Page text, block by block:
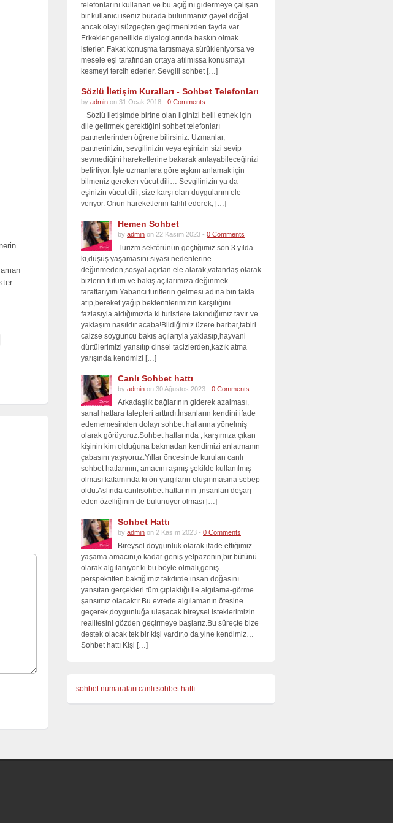
telefonlarını kullanan ve bu açığını gidermeye çalışan
bir kullanıcı iseniz burada bulunmanız gayet doğal
ancak olayı süzgeçten geçirmenizden fayda var.
Erkekler genellikle diyaloglarında baskın olmak
isterler. Fakat konuşma tartışmaya sürükleniyorsa ve
mesele eşi tarafından ortaya atılmışsa konuşmayı
kesmeyi tercih ederler. Sevgili sohbet […]
Sözlü İletişim Kuralları - Sohbet Telefonları
by admin on 31 Ocak 2018 - 0 Comments
Sözlü iletişimde birine olan ilginizi belli etmek için
dile getirmek gerektiğini sohbet telefonları
partnerlerinden öğrene bilirsiniz. Uzmanlar,
partnerinizin, sevgilinizin veya eşinizin sizi sevip
sevmediğini hareketlerine bakarak anlayabileceğinizi
belirtiyor. İşte uzmanlara göre aşkını anlamak için
bilmeniz gereken vücut dili… Sevgilinizin ya da
eşinizin vücut dili, size karşı olan duygularını ele
veriyor. Onun hareketlerini tahlil ederek, […]
Hemen Sohbet
by admin on 22 Kasım 2023 - 0 Comments
Turizm sektörünün geçtiğimiz son 3 yılda
ki,düşüş yaşamasını siyasi nedenlerine
değinmeden,sosyal açıdan ele alarak,vatandaş olarak
bizlerin tutum ve bakış açılarımıza değinmek
taraftarıyım.Yabancı turitlerin gelmesi adına bin takla
atıp,bereket yağıp beklentilerimizin karşılığını
fazlasıyla aldığımızda ki turistlere takındığımız tavır ve
yaklaşım nasıldır acaba!Bildiğimiz üzere barbar,tabiri
caizse soyguncu bakış açılarıyla yaklaşıp,hayvani
dürtülerimizi yansıtıp cinsel tacizlerden,kazık atma
yarışında kendmizi […]
Canlı Sohbet hattı
by admin on 30 Ağustos 2023 - 0 Comments
Arkadaşlık bağlarının giderek azalması,
sanal hatlara talepleri arttırdı.İnsanların kendini ifade
edememesinden dolayı sohbet hatlarına yönelmiş
olarak görüyoruz.Sohbet hatlarında , karşımıza çıkan
kişinin kim olduğuna bakmadan kendimizi anlatmanın
çabasını yaşıyoruz.Yıllar öncesinde kurulan canlı
sohbet hatlarının, amacını aşmış şekilde kullanılmış
olması kafamında ki ön yargıların oluşmmasına sebep
oldu.Aslında canlısohbet hatlarının ,insanları deşarj
eden özelliğinin de bulunuyor olması […]
Sohbet Hattı
by admin on 2 Kasım 2023 - 0 Comments
Bireysel doygunluk olarak ifade ettiğimiz
yaşama amacını,o kadar geniş yelpazenin,bir bütünü
olarak algılanıyor ki bu böyle olmalı,geniş
perspektiften baktığımız takdirde insan doğasını
yansıtan gerçekleri tüm çıplaklığı ile algılama-görme
şansımız olacaktır.Bu evrede algılamanın ötesine
geçerek,doygunluğa ulaşacak bireysel isteklerimizin
realitesini gözden geçirmeye başlarız.Bu süreçte bize
destek olacak tek bir kişi vardır,o da yine kendimiz…
Sohbet hattı Kişi […]
sohbet numaraları canlı sohbet hattı